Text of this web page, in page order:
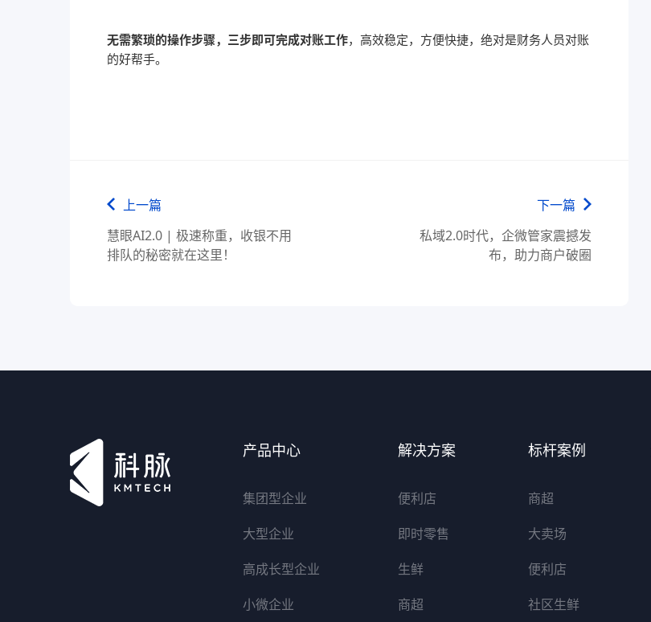
无需繁琐的操作步骤，三步即可完成对账工作，高效稳定，方便快捷，绝对是财务人员对账
的好帮手。
上一篇
慧眼AI2.0 | 极速称重，收银不用
排队的秘密就在这里！
下一篇
私域2.0时代，企微管家震撼发
布，助力商户破圈
产品中心
集团型企业
大型企业
高成长型企业
小微企业
解决方案
便利店
即时零售
生鲜
商超
标杆案例
商超
大卖场
便利店
社区生鲜